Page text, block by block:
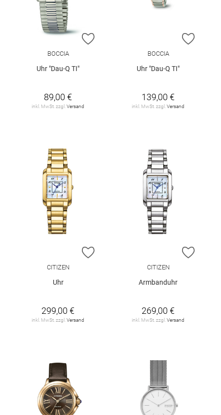
ZUR WUNSCHLISTE HINZUFÜGEN
BOCCIA
Uhr "Dau-Q TI"
89,00 €
inkl. MwSt. zzgl.Versand
ZUR
BOCCIA
Uhr "Dau-Q TI"
139,00 €
inkl. MwSt. zzgl.Versand
ZUR WUNSCHLISTE HINZUFÜGEN
CITIZEN
Uhr
299,00 €
inkl. MwSt. zzgl. Versand
ZUR
CITIZEN
Armbanduhr
269,00 €
inkl. MwSt. zzgl. Versand